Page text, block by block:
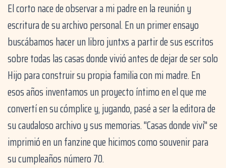
El corto nace de observar a mi padre en la reunión y
escritura de su archivo personal. En un primer ensayo
buscábamos hacer un libro juntxs a partir de sus escritos
sobre todas las casas donde vivió antes de dejar de ser solo
Hijo para construir su propia familia con mi madre. En
esos años inventamos un proyecto íntimo en el que me
convertí en su cómplice y, jugando, pasé a ser la editora de
su caudaloso archivo y sus memorias. "Casas donde viví" se
imprimió en un fanzine que hicimos como souvenir para
su cumpleaños número 70.